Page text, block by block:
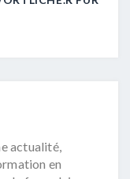
actualité,
en